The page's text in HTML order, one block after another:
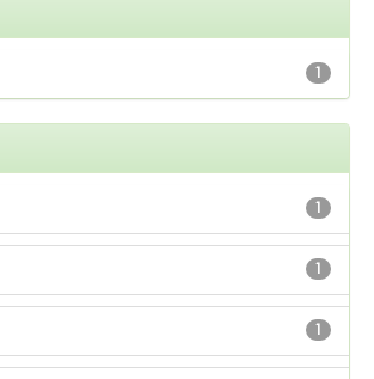
1
1
1
1